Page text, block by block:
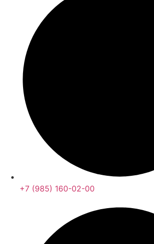
+7 (985) 160-02-00